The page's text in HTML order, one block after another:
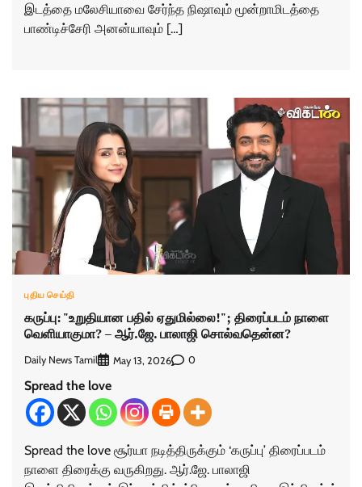
இடத்தை மலேசியாவை சேர்ந்த நிஷாவும் மூன்றாமிடத்தை
பாண்டிச்சேரி அனன்யாவும் […]
புதிய செய்தி
கருப்பு: "உறுதியான பதில் ஏதுமில்லை!"; திரைப்படம் நாளை
வெளியாகுமா? – ஆர்.ஜே. பாலாஜி சொல்வதென்ன?
Daily News Tamil May 13, 2026 0
Spread the love
Spread the love சூர்யா நடித்திருக்கும் ‘கருப்பு’ திரைப்படம்
நாளை திரைக்கு வருகிறது. ஆர்.ஜே. பாலாஜி